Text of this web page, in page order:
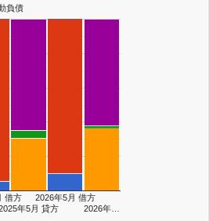
負債
借方
年5月 貸方
2026年5月 借方
2026年…